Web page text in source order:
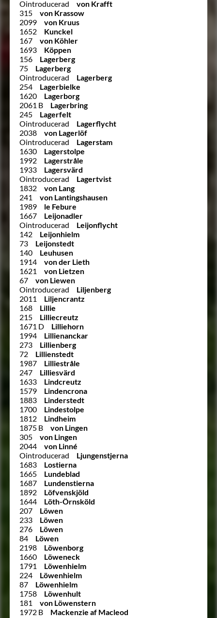
Ointroducerad
von Krafft
315
von Krassow
2099
von Kruus
1652
Kunckel
167
von Köhler
1693
Köppen
156
Lagerberg
75
Lagerberg
Ointroducerad
Lagerberg
254
Lagerbielke
1620
Lagerborg
2061 B
Lagerbring
245
Lagerfelt
Ointroducerad
Lagerflycht
2038
von Lagerlöf
Ointroducerad
Lagerstam
1630
Lagerstolpe
1992
Lagerstråle
1933
Lagersvärd
Ointroducerad
Lagertvist
1832
von Lang
241
von Lantingshausen
1989
le Febure
1667
Leijonadler
Ointroducerad
Leijonflycht
142
Leijonhielm
73
Leijonstedt
140
Leuhusen
1914
von der Lieth
1621
von Lietzen
67
von Liewen
Ointroducerad
Liljenberg
2011
Liljencrantz
168
Lillie
215
Lilliecreutz
1671 D
Lilliehorn
1994
Lillienanckar
273
Lillienberg
72
Lillienstedt
1987
Lilliestråle
247
Lilliesvärd
1633
Lindcreutz
1579
Lindencrona
1883
Linderstedt
1700
Lindestolpe
1812
Lindheim
1875 B
von Lingen
305
von Lingen
2044
von Linné
Ointroducerad
Ljungenstjerna
1683
Lostierna
1665
Lundeblad
1687
Lundenstierna
1892
Löfvenskjöld
1644
Löth-Örnsköld
207
Löwen
233
Löwen
276
Löwen
84
Löwen
2198
Löwenborg
1660
Löweneck
1791
Löwenhielm
224
Löwenhielm
87
Löwenhielm
1758
Löwenhult
181
von Löwenstern
1972 B
Mackenzie af Macleod